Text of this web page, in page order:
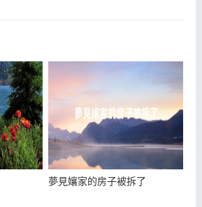
夢見孃家的房子被拆了